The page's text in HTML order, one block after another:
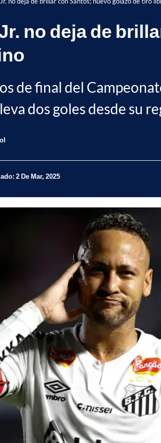
no deja de
de final del
dos goles desde su
2 De Mar, 2025